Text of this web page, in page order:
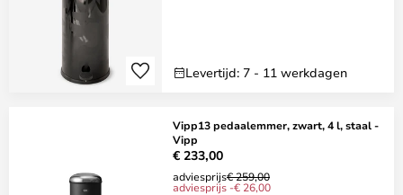
Levertijd: 7 - 11 werkdagen
Vipp13 pedaalemmer, zwart, 4 l, staal -
Vipp
€ 233,00
adviesprijs€ 259,00
adviesprijs -€ 26,00